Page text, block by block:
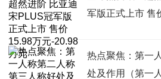
军版正式上市 售
热点聚焦：第一
处及作用（第一